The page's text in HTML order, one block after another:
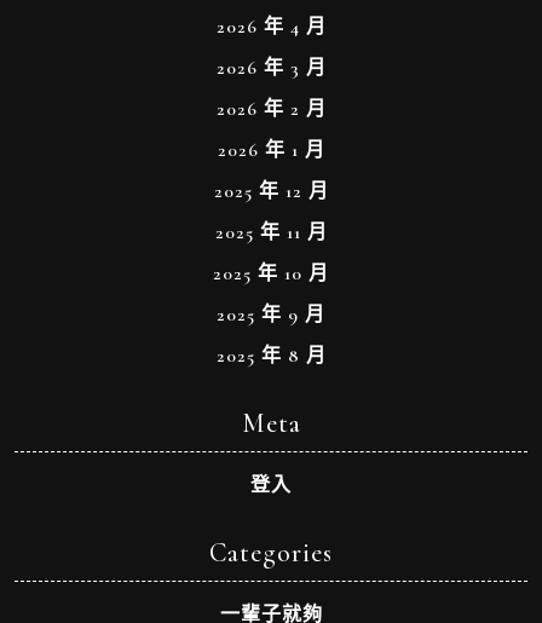
2026 年 4 月
2026 年 3 月
2026 年 2 月
2026 年 1 月
2025 年 12 月
2025 年 11 月
2025 年 10 月
2025 年 9 月
2025 年 8 月
Meta
登入
Categories
一輩子就夠